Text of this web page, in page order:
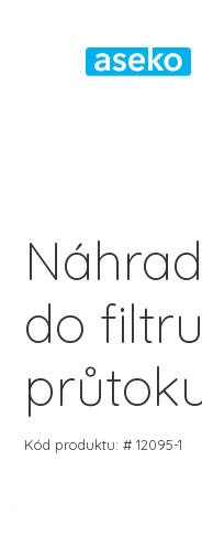
do
Kód produktu: # 12095-1